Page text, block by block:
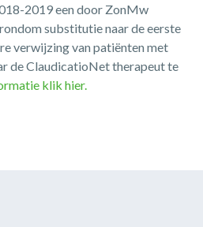
2019 een door ZonMw
substitutie naar de eerste
verwijzing van patiënten met
de ClaudicatioNet therapeut te
klik hier.